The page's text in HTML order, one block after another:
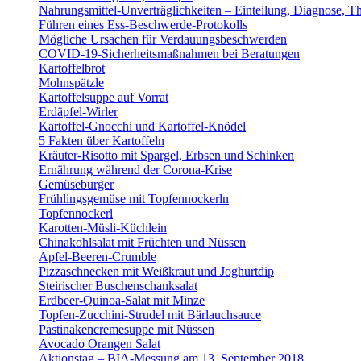
Nahrungsmittel-Unverträglichkeiten – Einteilung, Diagnose,
Führen eines Ess-Beschwerde-Protokolls
Mögliche Ursachen für Verdauungsbeschwerden
COVID-19-Sicherheitsmaßnahmen bei Beratungen
Kartoffelbrot
Mohnspätzle
Kartoffelsuppe auf Vorrat
Erdäpfel-Wirler
Kartoffel-Gnocchi und Kartoffel-Knödel
5 Fakten über Kartoffeln
Kräuter-Risotto mit Spargel, Erbsen und Schinken
Ernährung während der Corona-Krise
Gemüseburger
Frühlingsgemüse mit Topfennockerln
Topfennockerl
Karotten-Müsli-Küchlein
Chinakohlsalat mit Früchten und Nüssen
Apfel-Beeren-Crumble
Pizzaschnecken mit Weißkraut und Joghurtdip
Steirischer Buschenschanksalat
Erdbeer-Quinoa-Salat mit Minze
Topfen-Zucchini-Strudel mit Bärlauchsauce
Pastinakencremesuppe mit Nüssen
Avocado Orangen Salat